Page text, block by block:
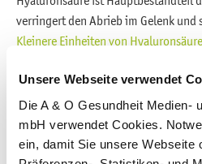
Unsere Webseite verwendet
Die A & O Gesundheit Medien-
mbH verwendet Cookies.
ein, damit Sie unsere Webseite
verringert den Abrieb im Gelenk und
Kleinere Einheiten von
Andockstellen für Hyaluronsäure
bindet, löst das die Freisetzung
Botenstoffe aus, wodurch
gedämpft werden könnten.